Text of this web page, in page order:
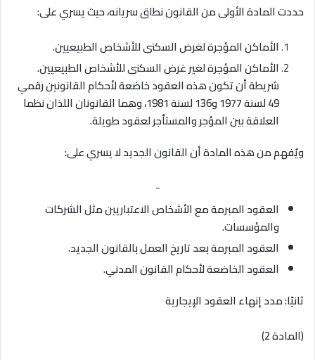
حددت المادة الأولى من القانون نطاق سريانه، حيث يسري على:
الأماكن المؤجرة لغرض السكنى للأشخاص الطبيعيين.
الأماكن المؤجرة لغير غرض السكنى للأشخاص الطبيعيين.
شريطة أن تكون هذه العقود خاضعة لأحكام القانونين رقمي
49 لسنة 1977 و136 لسنة 1981، وهما القانونان اللذان نظما
العلاقة بين المؤجر والمستأجر لعقود طويلة.
ويُفهم من هذه المادة أن القانون الجديد لا يسري على:
-
العقود المبرمة مع الأشخاص الاعتباريين مثل الشركات
والمؤسسات.
العقود المبرمة بعد تاريخ العمل بالقانون الجديد.
العقود الخاضعة لأحكام القانون المدني.
ثانيًا: مدد إنهاء العقود الإيجارية
(المادة 2)